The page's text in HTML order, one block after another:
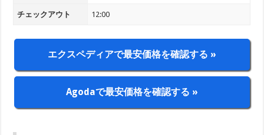
チェックアウト 12:00
エクスペディアで最安価格を確認する »
Agodaで最安価格を確認する »